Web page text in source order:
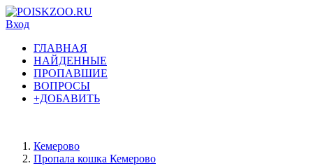
Вход
ГЛАВНАЯ
НАЙДЕННЫЕ
ПРОПАВШИЕ
ВОПРОСЫ
+ДОБАВИТЬ
Кемерово
Пропала кошка Кемерово